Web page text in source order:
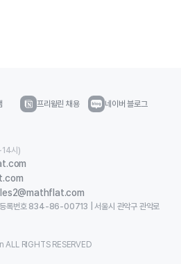
프리윌린 채용
네이버 블로그
시)
등록번호 834-86-00713 | 서울시 관악구 관악로
RIGHTS RESERVED